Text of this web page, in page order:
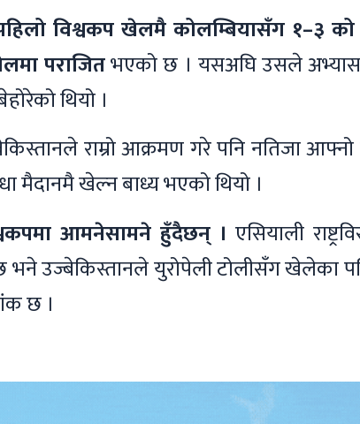
विश्वकप खेलमै कोलम्बियासँग १–३ को
पराजितभएको छ । यसअघि उसले
थियो ।
राम्रो आक्रमण गरे पनि नतिजा
खेल्न बाध्य भएको थियो ।
आमनेसामने हुँदैछन् । एसियाली
उज्बेकिस्तानले युरोपेली टोलीसँग खेलेका
छ ।